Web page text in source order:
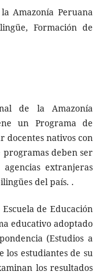
Amazonía Peruana
Formación de
de la Amazonía
un Programa de
docentes nativos con
deben ser
extranjeras
del país. .
de Educación
educativo adoptado
(Estudios a
los estudiantes de su
los resultados